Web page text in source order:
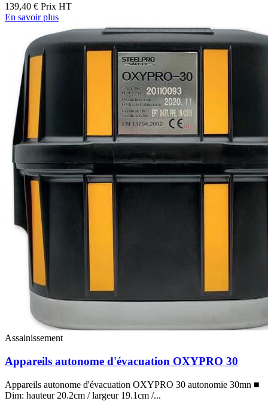
139,40 € Prix HT
En savoir plus
Assainissement
Appareils autonome d'évacuation OXYPRO 30
Appareils autonome d'évacuation OXYPRO 30 autonomie 30mn ■
Dim: hauteur 20.2cm / largeur 19.1cm /...